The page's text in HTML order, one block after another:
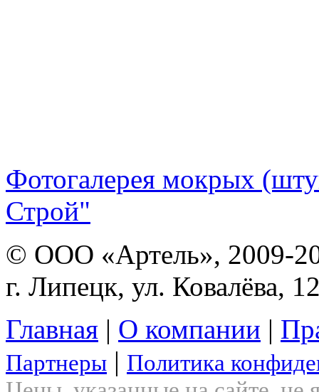
Фотогалерея мокрых
Строй"
© ООО «Артель», 2009-
г. Липецк, ул. Ковалёва,
Главная | О компании |
Партнеры | Политика